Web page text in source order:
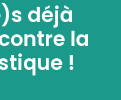
déjà
la
!